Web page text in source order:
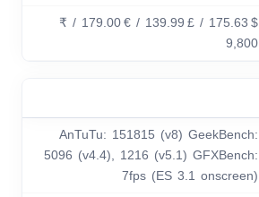
$ 175.63 / £ 139.99 / € 179.00 / ₹
9,800
AnTuTu: 151815 (v8) GeekBench:
5096 (v4.4), 1216 (v5.1) GFXBench:
7fps (ES 3.1 onscreen)